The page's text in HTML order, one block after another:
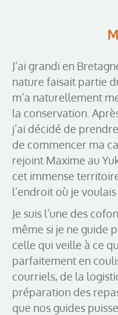
J’ai grandi en
nature faisait partie
m’a naturellement
la conservation.
j’ai décidé de
de commencer ma
rejoint Maxime au
cet immense
l’endroit où je voulais
Je suis l’une des
même si je ne guide
celle qui veille à ce
parfaitement en
courriels, de la
préparation des
que nos guides